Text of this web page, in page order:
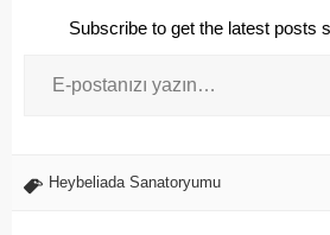
Subscribe to get the latest posts
Heybeliada Sanatoryumu